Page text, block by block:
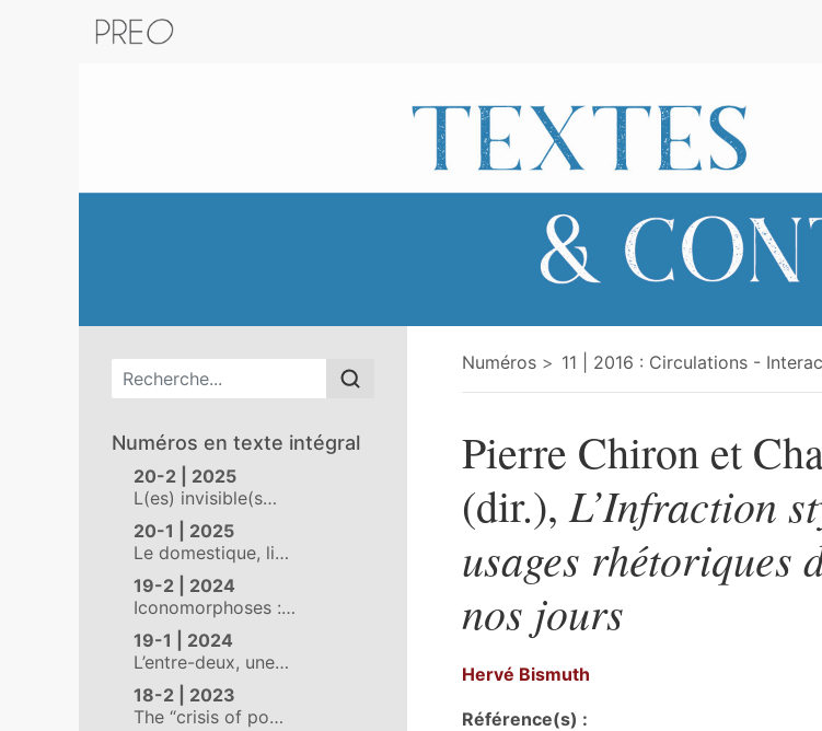
Menu principal
Numéros en texte intégral
20-2 | 2025
L(es) invisible(s…
20-1 | 2025
Le domestique, li…
19-2 | 2024
Iconomorphoses :…
19-1 | 2024
L’entre-deux, une…
18-2 | 2023
The “crisis of po…
Numéros 11 | 2016 : Circulations -
Pierre Chiron et
(dir.), L’Infraction
usages rhétoriques
nos jours
Hervé Bismuth
Référence(s) :